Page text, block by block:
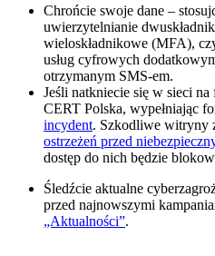
Chrońcie swoje dane –
uwierzytelnianie
wieloskładnikowe (MFA),
usług cyfrowych
otrzymanym SMS-em.
Jeśli natkniecie się w sieci na
CERT Polska, wypełniając
incydent. Szkodliwe witryny
ostrzeżeń przed
dostęp do nich będzie
Śledźcie aktualne
przed najnowszymi
„Aktualności”.